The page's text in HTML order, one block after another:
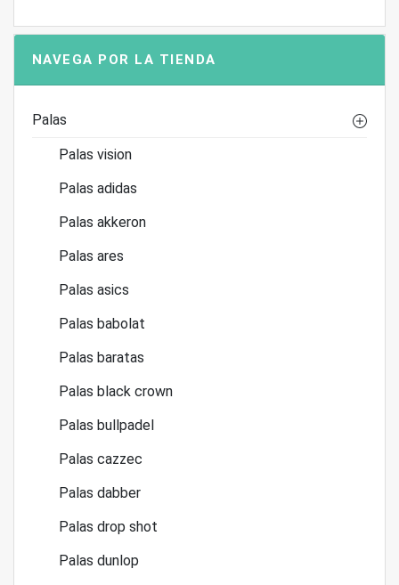
NAVEGA POR LA TIENDA
Palas
Palas vision
Palas adidas
Palas akkeron
Palas ares
Palas asics
Palas babolat
Palas baratas
Palas black crown
Palas bullpadel
Palas cazzec
Palas dabber
Palas drop shot
Palas dunlop